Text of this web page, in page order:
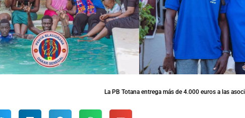
La PB Totana entrega más de 4.000 euros a las